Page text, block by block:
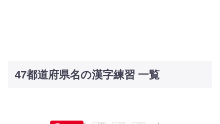
47都道府県名の漢字練習 一覧